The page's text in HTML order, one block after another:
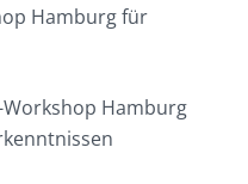
Hamburg für
Hamburg